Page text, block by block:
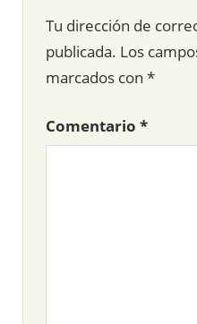
Tu dirección de
publicada. Los
marcados con *
Comentario *